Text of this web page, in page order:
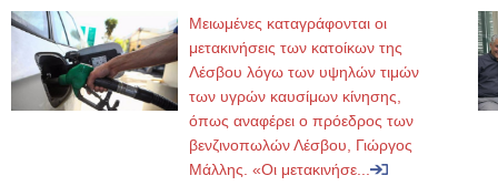
Μειωμένες καταγράφονται οι
μετακινήσεις των κατοίκων της
Λέσβου λόγω των υψηλών τιμών
των υγρών καυσίμων κίνησης,
όπως αναφέρει ο πρόεδρος των
βενζινοπωλών Λέσβου, Γιώργος
Μάλλης. «Οι μετακινήσε...